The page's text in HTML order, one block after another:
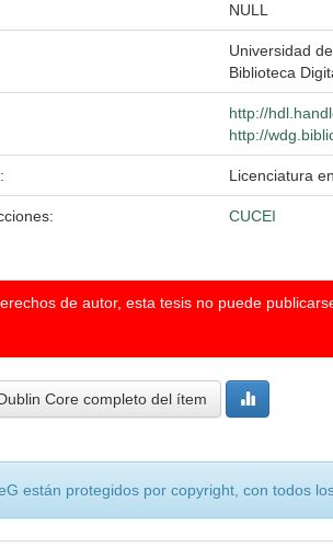
NULL
Universidad
Biblioteca
http://
http://
Licenciatura
CUCEI
de autor, esta tesis no puede
Core completo del ítem
están protegidos por copyright, con todos